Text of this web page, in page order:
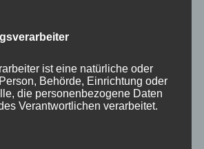
Formulars bzw. der Kommentarfunktion
und Verarbeitung deiner Daten
ist eine natürliche oder
Behörde, Einrichtung oder
die personenbezogene Daten
Verantwortlichen verarbeitet.